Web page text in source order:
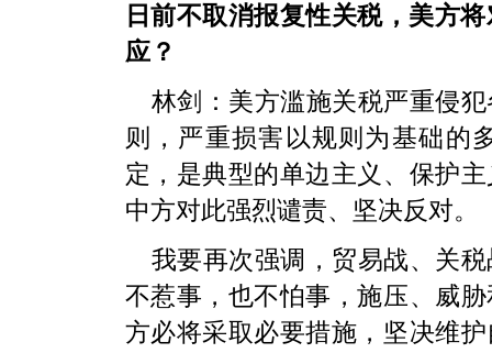
日前不取消报复性关税，美方
应？
林剑：美方滥施关税严重侵
则，严重损害以规则为基础的
定，是典型的单边主义、保护
中方对此强烈谴责、坚决反对。
我要再次强调，贸易战、关
不惹事，也不怕事，施压、威
方必将采取必要措施，坚决维